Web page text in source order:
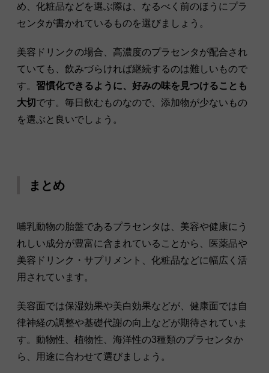
め、化粧品などを選ぶ際は、なるべく前のほうにプラ
センタが書かれているものを選びましょう。
美容ドリンクの場合、高濃度のプラセンタが配合され
ていても、飲みづらければ継続するのは難しいもので
す。 習慣化できるように、好みの味を見つけることも
大切 です。毎日飲むものなので、添加物が少ないもの
を選ぶと良いでしょう。
まとめ
哺乳動物の胎盤であるプラセンタは、美容や健康にう
れしい成分が豊富に含まれていることから、医薬品や
美容ドリンク・サプリメント、化粧品などに幅広く活
用されています。
美容面では保湿効果や美白効果などが、健康面では自
律神経の調整や基礎代謝の向上などが期待されていま
す。動物性、植物性、海洋性の3種類のプラセンタか
ら、用途に合わせて選びましょう。